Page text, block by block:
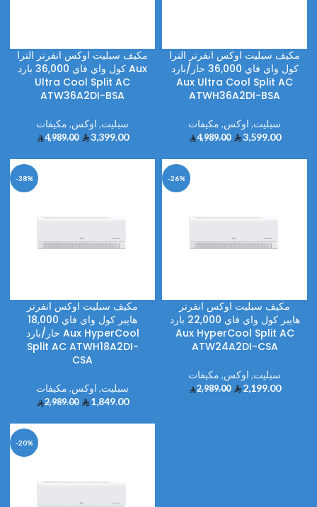
مكيف سبليت اوكس انفرتر الترا
كول واي فاي 36,000 بارد Aux
Ultra Cool Split AC
ATW36A2DI-BSA
سبليت, اوكس, مكيفات
4,989.00 3,399.00
مكيف سبليت اوكس انفرتر الترا
كول واي فاي 36,000 حار/بارد
Aux Ultra Cool Split AC
ATWH36A2DI-BSA
سبليت, اوكس, مكيفات
4,989.00 3,599.00
-38%
مكيف سبليت اوكس انفرتر
هايبر كول واي فاي 18,000
حار/بارد Aux HyperCool
Split AC ATWH18A2DI-
CSA
سبليت, اوكس, مكيفات
2,989.00 1,849.00
-26%
مكيف سبليت اوكس انفرتر
هايبر كول واي فاي 22,000 بارد
Aux HyperCool Split AC
ATW24A2DI-CSA
سبليت, اوكس, مكيفات
2,989.00 2,199.00
-20%